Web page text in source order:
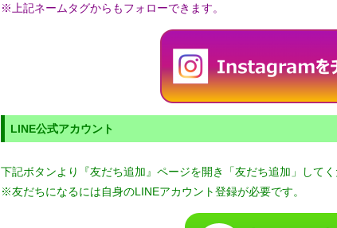
※上記ネームタグからもフォローできます。
LINE公式アカウント
下記ボタンより『友だち追加』ページを開き「友だち追加」して
※友だちになるには自身のLINEアカウント登録が必要です。